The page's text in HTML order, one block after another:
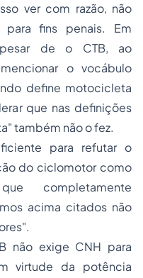
ver com razão, não
para fins penais. Em
de o CTB, ao
o vocábulo
define motocicleta
que nas definições
também não o fez.
para refutar o
do ciclomotor como
completamente
acima citados não
não exige CNH para
virtude da potência